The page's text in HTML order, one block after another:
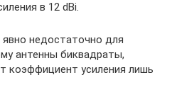
в 12 dBi.
явно недостаточно для
антенны биквадраты,
коэффициент усиления лишь